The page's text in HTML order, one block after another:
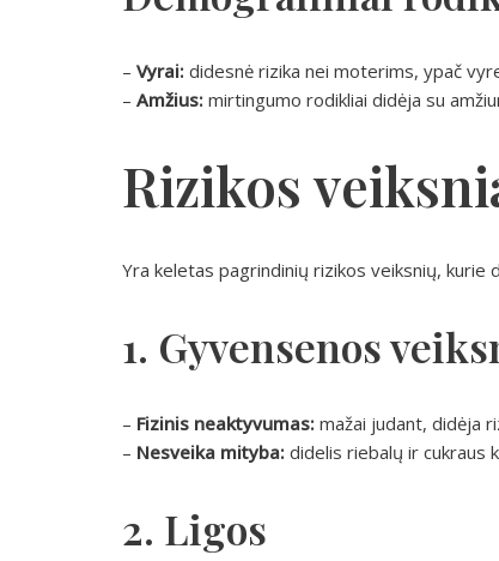
– Vyrai: didesnė rizika nei moterims, ypač
– Amžius: mirtingumo rodikliai didėja su
Rizikos
Yra keletas pagrindinių rizikos veiksnių, kurie
1. Gyvensenos
– Fizinis neaktyvumas: mažai judant, didėja
– Nesveika mityba: didelis riebalų ir cukraus
2. Ligos